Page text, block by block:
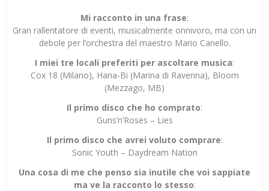
Mi racconto in una frase:
Gran rallentatore di eventi, musicalmente onnivoro, ma con un
debole per l’orchestra del maestro Mario Canello.
I miei tre locali preferiti per ascoltare musica:
Cox 18 (Milano), Hana-Bi (Marina di Ravenna), Bloom
(Mezzago, MB)
Il primo disco che ho comprato:
Guns’n’Roses – Lies
Il primo disco che avrei voluto comprare:
Sonic Youth – Daydream Nation
Una cosa di me che penso sia inutile che voi sappiate
ma ve la racconto lo stesso: